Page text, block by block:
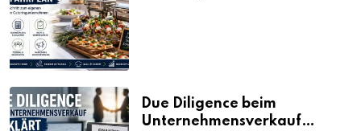
Due Diligence beim
Unternehmensverkauf